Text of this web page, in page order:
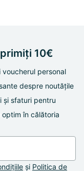
10€
personal
despre noutățile
și sfaturi pentru
în călătoria
și Politica de